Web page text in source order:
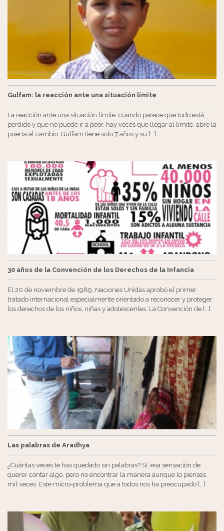
Gulfam: la reacción ante una situación límite
La reacción ante una situación límite: cuando parece que todo está
perdido y que no puede ir a peor, hay veces que llegar al límite, abre la
puerta al cambio. Gulfam tiene solo 7 años y su [...]
30 años de la Convención de los Derechos de la Infancia
El 20 de noviembre de 1989, Naciones Unidas aprobó el primer
tratado internacional especialmente orientado a reconocer y proteger
los derechos de los niños, niñas y adolescentes. La Convención de [...]
Las palabras de Aradhya
¿Cuántas veces te has quedado sin palabras? Sí, esa sensación de
querer contar algo, pero no encontrar la manera aunque lo pienses
mil veces. Este micro-problema que a todos nos ha preocupado [...]